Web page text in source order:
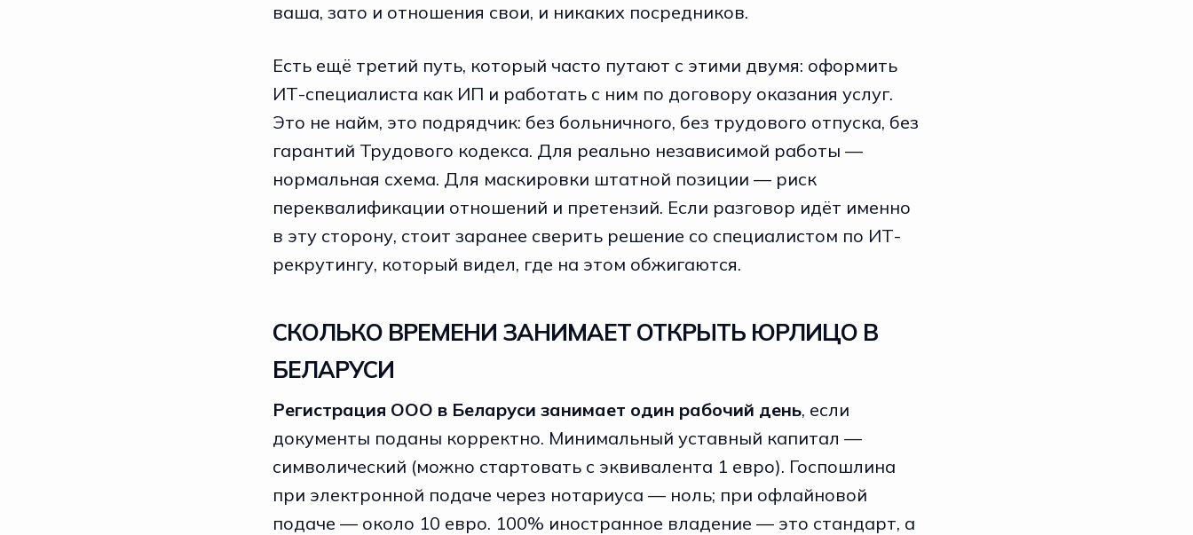
ваша, зато и отношения свои, и никаких посредников.
Есть ещё третий путь, который часто путают с этими двумя: оформить
ИТ-специалиста как ИП и работать с ним по договору оказания услуг.
Это не найм, это подрядчик: без больничного, без трудового отпуска, без
гарантий Трудового кодекса. Для реально независимой работы —
нормальная схема. Для маскировки штатной позиции — риск
переквалификации отношений и претензий. Если разговор идёт именно
в эту сторону, стоит заранее сверить решение со специалистом по ИТ-
рекрутингу, который видел, где на этом обжигаются.
СКОЛЬКО ВРЕМЕНИ ЗАНИМАЕТ ОТКРЫТЬ ЮРЛИЦО В
БЕЛАРУСИ
Регистрация ООО в Беларуси занимает один рабочий день, если
документы поданы корректно. Минимальный уставный капитал —
символический (можно стартовать с эквивалента 1 евро). Госпошлина
при электронной подаче через нотариуса — ноль; при офлайновой
подаче — около 10 евро. 100% иностранное владение — это стандарт, а